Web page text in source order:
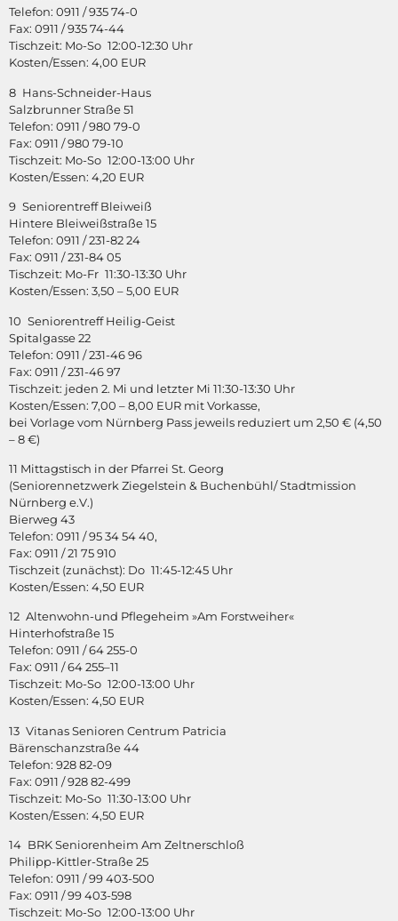
Telefon: 0911 / 935 74-0
Fax: 0911 / 935 74-44
Tischzeit: Mo-So 12:00-12:30 Uhr
Kosten/Essen: 4,00 EUR
8 Hans-Schneider-Haus
Salzbrunner Straße 51
Telefon: 0911 / 980 79-0
Fax: 0911 / 980 79-10
Tischzeit: Mo-So 12:00-13:00 Uhr
Kosten/Essen: 4,20 EUR
9 Seniorentreff Bleiweiß
Hintere Bleiweißstraße 15
Telefon: 0911 / 231-82 24
Fax: 0911 / 231-84 05
Tischzeit: Mo-Fr 11:30-13:30 Uhr
Kosten/Essen: 3,50 – 5,00 EUR
10 Seniorentreff Heilig-Geist
Spitalgasse 22
Telefon: 0911 / 231-46 96
Fax: 0911 / 231-46 97
Tischzeit: jeden 2. Mi und letzter Mi 11:30-13:30 Uhr
Kosten/Essen: 7,00 – 8,00 EUR mit Vorkasse,
bei Vorlage vom Nürnberg Pass jeweils reduziert um 2,50 € (4,50
– 8 €)
11 Mittagstisch in der Pfarrei St. Georg
(Seniorennetzwerk Ziegelstein & Buchenbühl/ Stadtmission
Nürnberg e.V.)
Bierweg 43
Telefon: 0911 / 95 34 54 40,
Fax: 0911 / 21 75 910
Tischzeit (zunächst): Do 11:45-12:45 Uhr
Kosten/Essen: 4,50 EUR
12 Altenwohn-und Pflegeheim »Am Forstweiher«
Hinterhofstraße 15
Telefon: 0911 / 64 255-0
Fax: 0911 / 64 255–11
Tischzeit: Mo-So 12:00-13:00 Uhr
Kosten/Essen: 4,50 EUR
13 Vitanas Senioren Centrum Patricia
Bärenschanzstraße 44
Telefon: 928 82-09
Fax: 0911 / 928 82-499
Tischzeit: Mo-So 11:30-13:00 Uhr
Kosten/Essen: 4,50 EUR
14 BRK Seniorenheim Am Zeltnerschloß
Philipp-Kittler-Straße 25
Telefon: 0911 / 99 403-500
Fax: 0911 / 99 403-598
Tischzeit: Mo-So 12:00-13:00 Uhr